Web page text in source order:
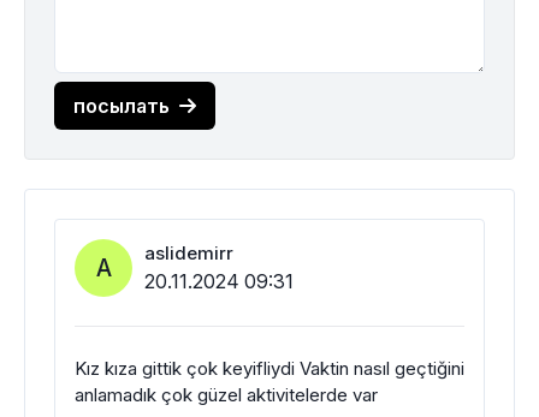
посылать
A aslidemirr
20.11.2024 09:31
Kız kıza gittik çok keyifliydi Vaktin nasıl geçtiğini
anlamadık çok güzel aktivitelerde var